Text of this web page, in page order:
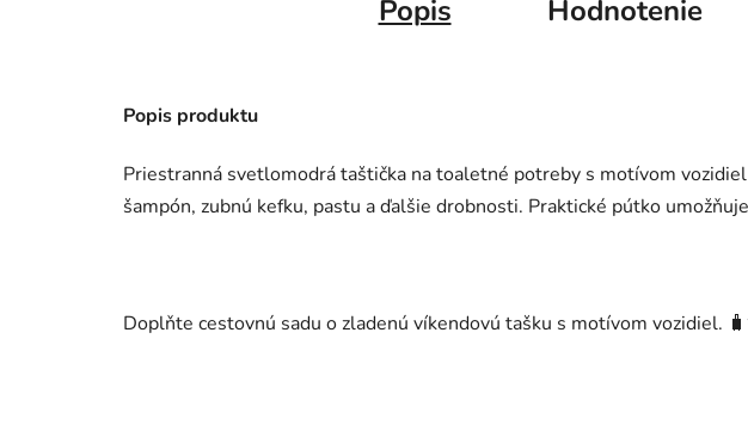
Popis Hodnotenie
Popis produktu
Priestranná svetlomodrá taštička na toaletné potreby s motívom
šampón, zubnú kefku, pastu a ďalšie drobnosti. Praktické pútko
Doplňte cestovnú sadu o zladenú víkendovú tašku s motívom vozidiel.